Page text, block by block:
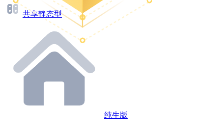
共享静态型
纯生版